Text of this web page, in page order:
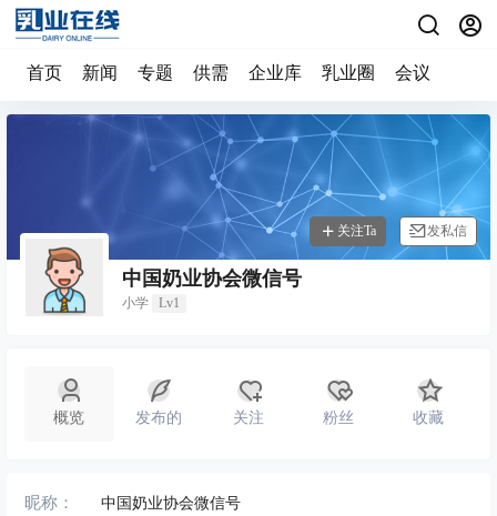
首页 新闻 专题 供需 企业库 乳业圈 会议
中国奶业协会微信号
小学 Lv1
关注Ta 发私信
概览 发布的 关注 粉丝 收藏
昵称： 中国奶业协会微信号